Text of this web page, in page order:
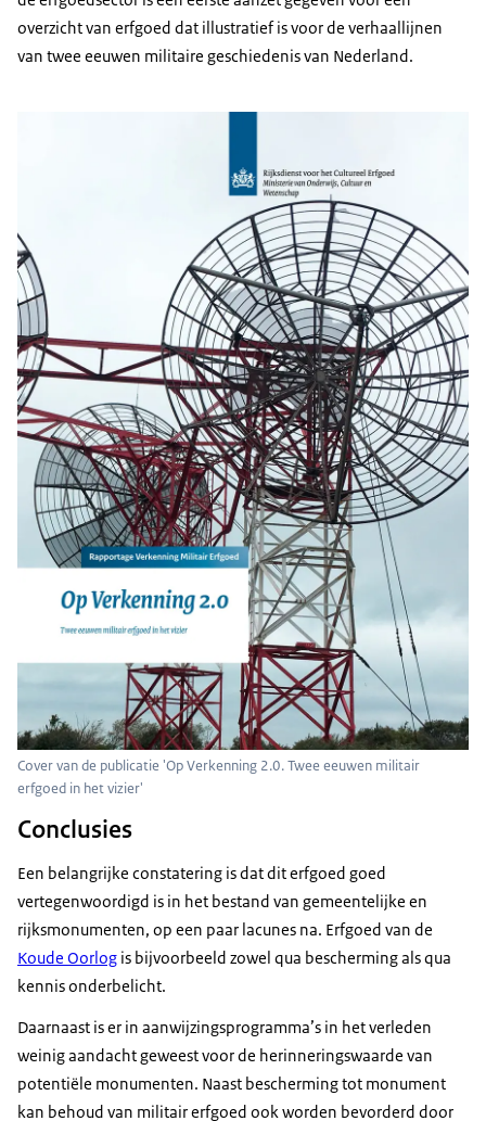
overzicht van erfgoed dat illustratief is voor de verhaallijnen
van twee eeuwen militaire geschiedenis van Nederland.
Cover van de publicatie 'Op Verkenning 2.0. Twee eeuwen militair
erfgoed in het vizier'
Conclusies
Een belangrijke constatering is dat dit erfgoed goed
vertegenwoordigd is in het bestand van gemeentelijke en
rijksmonumenten, op een paar lacunes na. Erfgoed van de
Koude Oorlog is bijvoorbeeld zowel qua bescherming als qua
kennis onderbelicht.
Daarnaast is er in aanwijzingsprogramma’s in het verleden
weinig aandacht geweest voor de herinneringswaarde van
potentiële monumenten. Naast bescherming tot monument
kan behoud van militair erfgoed ook worden bevorderd door